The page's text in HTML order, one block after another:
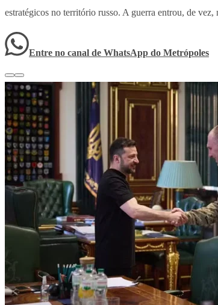
estratégicos no território russo. A guerra entrou, de vez,
Entre no canal de WhatsApp do Metrópoles